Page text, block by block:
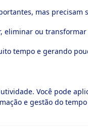
mas precisam
eliminar ou transformar
tempo e gerando
Você pode
e gestão do